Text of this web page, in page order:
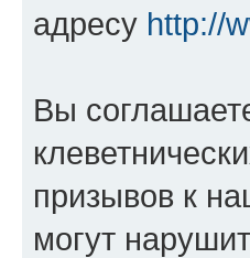
адресу http://
Вы
призывов к
могут